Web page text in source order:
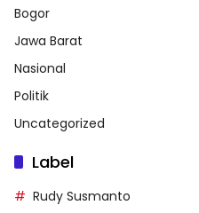
Bogor
Jawa Barat
Nasional
Politik
Uncategorized
Label
Rudy Susmanto